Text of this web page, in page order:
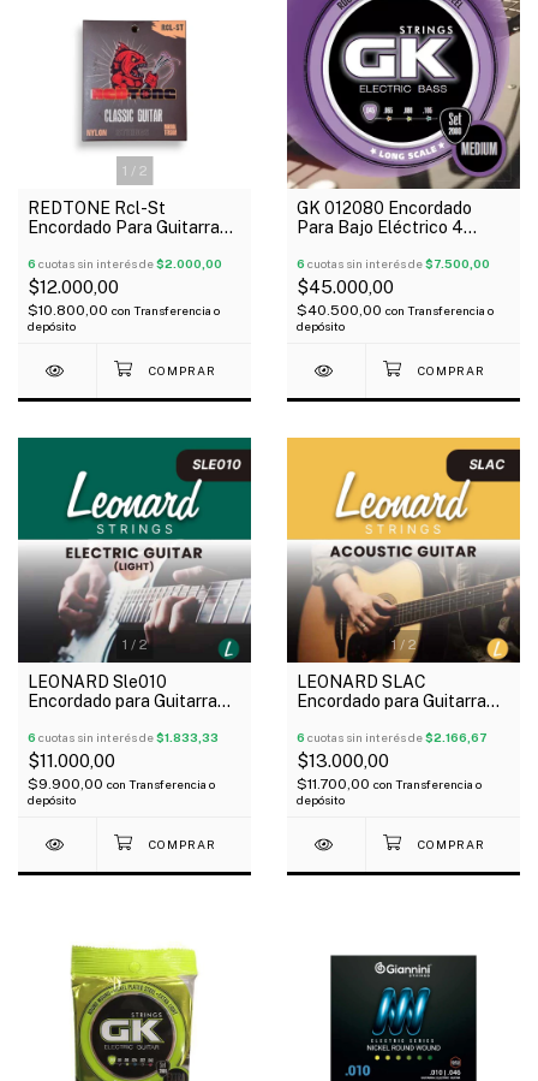
1 / 2
REDTONE Rcl-St
Encordado Para Guitarra
6 cuotas sin interés de$2.000,00
$12.000,00
$10.800,00 con Transferencia o
depósito
GK 012080 Encordado
Para Bajo Eléctrico 4
045-105 Medium
6 cuotas sin interés de$7.500,00
$45.000,00
$40.500,00 con Transferencia o
depósito
1 / 2
LEONARD Sle010
Encordado para Guitarra
010-46
6 cuotas sin interés de$1.833,33
$11.000,00
$9.900,00 con Transferencia o
depósito
1 / 2
LEONARD SLAC
Encordado para Guitarra
010-48
6 cuotas sin interés de$2.166,67
$13.000,00
$11.700,00 con Transferencia o
depósito